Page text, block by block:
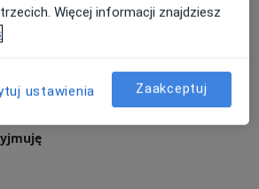
międzyludzkich
Zaburzenia lękowe +17
Więcej informacji znajdziesz
ustawienia Zaakceptuj